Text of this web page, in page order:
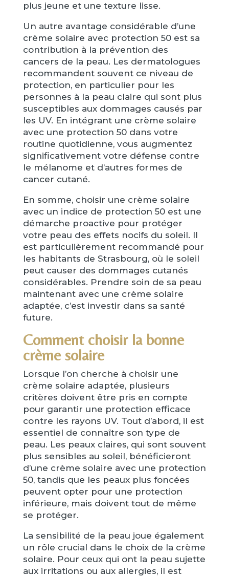
plus jeune et une texture lisse.
Un autre avantage considérable d’une
crème solaire avec protection 50 est sa
contribution à la prévention des
cancers de la peau. Les dermatologues
recommandent souvent ce niveau de
protection, en particulier pour les
personnes à la peau claire qui sont plus
susceptibles aux dommages causés par
les UV. En intégrant une crème solaire
avec une protection 50 dans votre
routine quotidienne, vous augmentez
significativement votre défense contre
le mélanome et d’autres formes de
cancer cutané.
En somme, choisir une crème solaire
avec un indice de protection 50 est une
démarche proactive pour protéger
votre peau des effets nocifs du soleil. Il
est particulièrement recommandé pour
les habitants de Strasbourg, où le soleil
peut causer des dommages cutanés
considérables. Prendre soin de sa peau
maintenant avec une crème solaire
adaptée, c’est investir dans sa santé
future.
Comment choisir la bonne
crème solaire
Lorsque l’on cherche à choisir une
crème solaire adaptée, plusieurs
critères doivent être pris en compte
pour garantir une protection efficace
contre les rayons UV. Tout d’abord, il est
essentiel de connaître son type de
peau. Les peaux claires, qui sont souvent
plus sensibles au soleil, bénéficieront
d’une crème solaire avec une protection
50, tandis que les peaux plus foncées
peuvent opter pour une protection
inférieure, mais doivent tout de même
se protéger.
La sensibilité de la peau joue également
un rôle crucial dans le choix de la crème
solaire. Pour ceux qui ont la peau sujette
aux irritations ou aux allergies, il est